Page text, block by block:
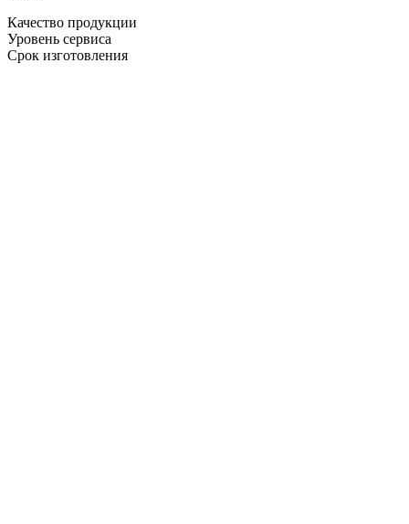
Качество продукции
Уровень сервиса
Срок изготовления